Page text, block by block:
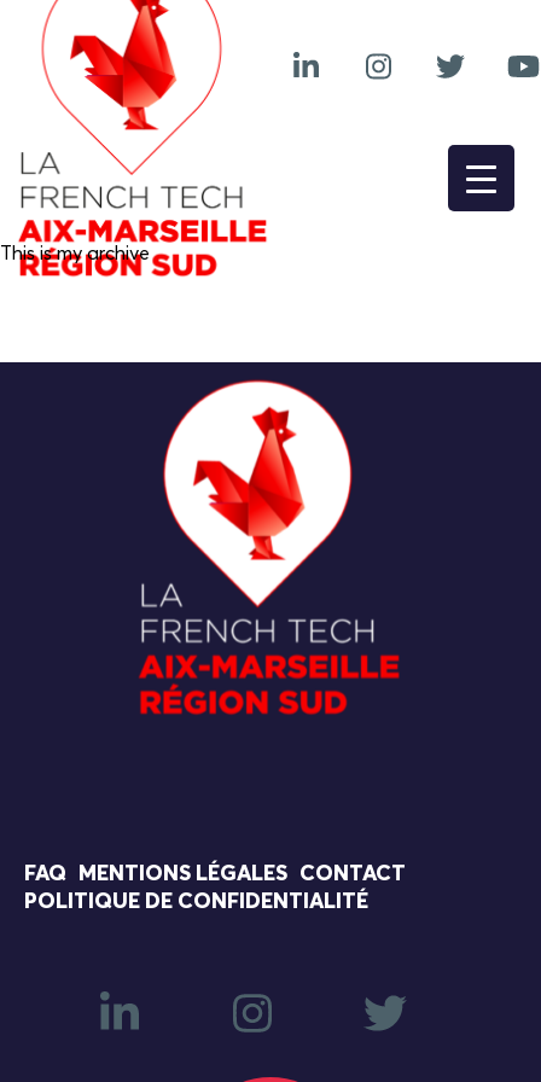
This is my archive
FAQ MENTIONS LÉGALES
CONTACT
POLITIQUE DE CONFIDENTIALITÉ